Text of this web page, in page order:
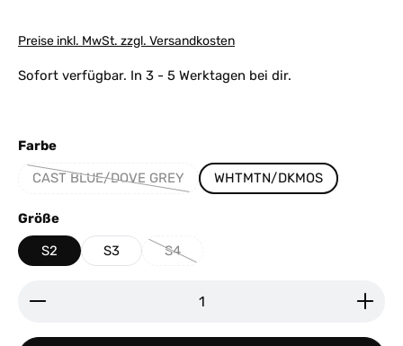
Preise inkl. MwSt. zzgl. Versandkosten
Sofort verfügbar. In 3 - 5 Werktagen bei dir.
Farbeauswählen
CAST BLUE/DOVE GREY
(Diese Option ist zurzeit nicht verfügbar.)
WHTMTN/DKMOS
Größeauswählen
S2 S3 S4
(Diese Option ist zurzeit nicht verfügbar.)
Produkt Anzahl: Gib den gewünschten Wert ein